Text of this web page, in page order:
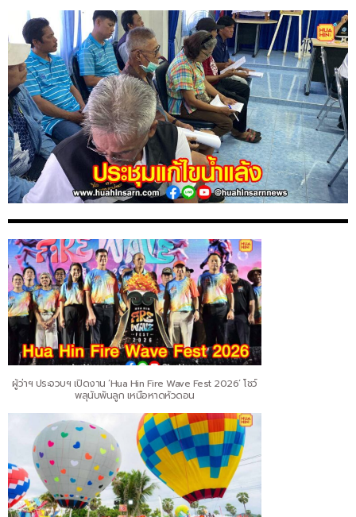
ผู้ว่าฯ ประจวบฯ เปิดงาน ‘Hua Hin Fire Wave Fest 2026’ โชว์
พลุนับพันลูก เหนือหาดหัวดอน